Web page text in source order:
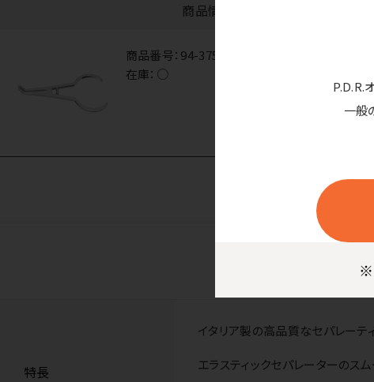
P.D.R.
一般
※
商品情報
商品番号： 94-3755
在庫： ○
特長
イタリア製の高品質なセパレーテ
エラスティックセパレーターのス